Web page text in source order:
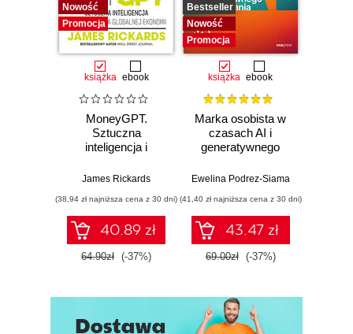
O AUTORZE
Nowość
Promocja
książka ebook
MoneyGPT.
Sztuczna
inteligencja i
globalnej ekonomii
James Rickards
(38,94 zł najniższa cena z 30 dni)
40.89 zł
64.90zł (-37%)
Bestseller
Nowość
Promocja
książka ebook
Marka osobista w
czasach AI i
generatywnego
Ewelina Podrez-Siama
(41,40 zł najniższa cena z 30 dni)
43.47 zł
69.00zł (-37%)